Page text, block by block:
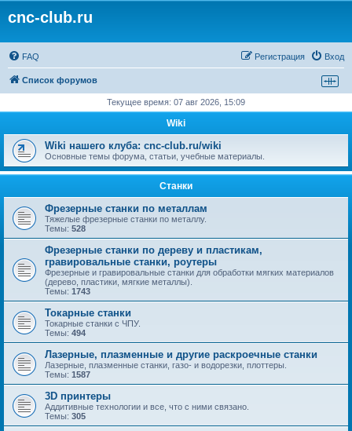
cnc-club.ru
FAQ Вход
Регистрация
Список форумов
Текущее время: 07 авг 2026, 15:09
Wiki
Wiki нашего клуба: cnc-club.ru/wiki
Основные темы форума, статьи, учебные материалы.
Станки
Фрезерные станки по металлам
Тяжелые фрезерные станки по металлу.
Темы: 528
Фрезерные станки по дереву и пластикам,
гравировальные станки, роутеры
Фрезерные и гравировальные станки для обработки мягких материалов
(дерево, пластики, мягкие металлы).
Темы: 1743
Токарные станки
Токарные станки с ЧПУ.
Темы: 494
Лазерные, плазменные и другие раскроечные станки
Лазерные, плазменные станки, газо- и водорезки, плоттеры.
Темы: 1587
3D принтеры
Аддитивные технологии и все, что с ними связано.
Темы: 305